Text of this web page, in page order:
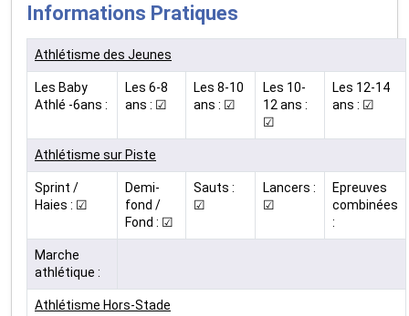
Informations Pratiques
Athlétisme des Jeunes
Les Baby
Athlé -6ans :
Les 6-8
ans : ☑
Les 8-10
ans : ☑
Les 10-
12 ans :
☑
Les 12-14
ans : ☑
Athlétisme sur Piste
Sprint /
Haies : ☑
Demi-
fond /
Fond : ☑
Sauts :
☑
Lancers :
☑
Epreuves
combinées
:
Marche
athlétique :
Athlétisme Hors-Stade